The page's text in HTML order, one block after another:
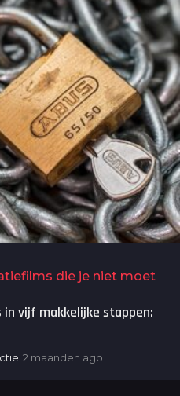
die je niet moet
vijf makkelijke stappen:
2 maanden ago